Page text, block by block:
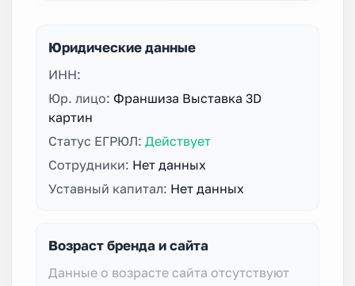
Юридические данные
ИНН:
Юр. лицо: Франшиза Выставка 3D
картин
Статус ЕГРЮЛ: Действует
Сотрудники: Нет данных
Уставный капитал: Нет данных
Возраст бренда и сайта
Данные о возрасте сайта отсутствуют